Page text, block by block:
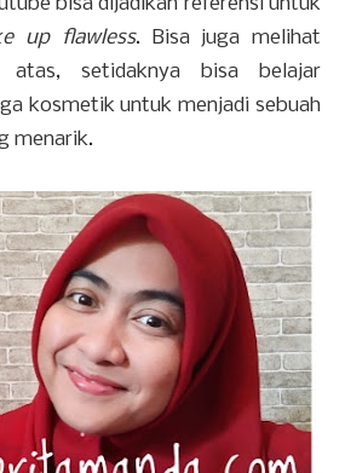
up flawless. Bisa juga melihat
setidaknya bisa belajar
kosmetik untuk menjadi sebuah
menarik.